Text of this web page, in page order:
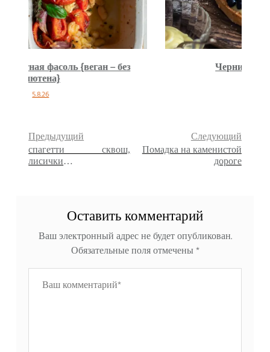
Черничный пирог {веган}
Предыдущий
спагетти сквош,
лисички и
Следующий
Помадка на каменистой
дороге
Оставить комментарий
Ваш электронный адрес не будет опубликован.
Обязательные поля отмечены*